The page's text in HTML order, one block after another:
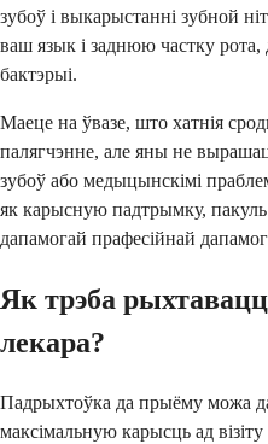
зубоў і выкарыстанні зубной
ваш язык і заднюю частку рота,
бактэрыі.
Маеце на ўвазе, што хатнія
палягчэнне, але яны не
зубоў або медыцынскімі
як карысную падтрымку,
дапамогай прафесійнай
Як трэба
лекара?
Падрыхтоўка да прыёму можа
максімальную карысць ад